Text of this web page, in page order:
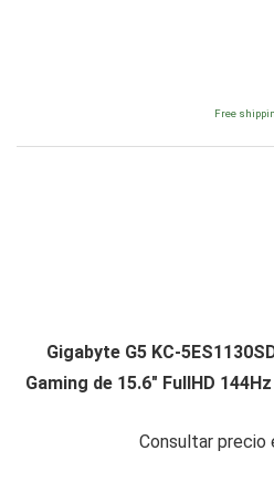
Free
Gigabyte G5 KC-
Gaming de 15.6" FullHD
Consultar precio